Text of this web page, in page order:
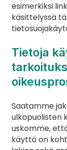
esimerkiksi
käsittelyssä
Tietoja
Saatamme
ulkopuolisten
uskomme,
käyttö on